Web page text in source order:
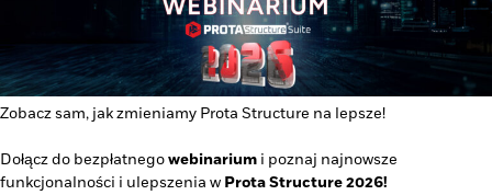
Zobacz sam, jak zmieniamy Prota Structure na lepsze!
Dołącz do bezpłatnegowebinarium i poznaj najnowsze
funkcjonalności i ulepszenia w Prota Structure 2026!